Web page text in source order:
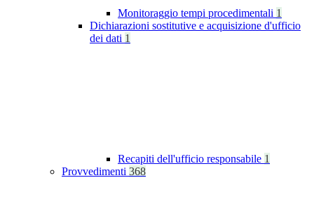
Monitoraggio tempi procedimentali 1
Dichiarazioni sostitutive e acquisizione d'ufficio
dei dati 1
Recapiti dell'ufficio responsabile 1
Provvedimenti 368